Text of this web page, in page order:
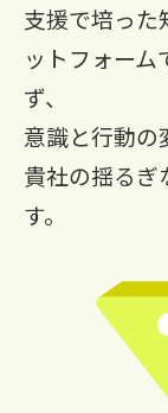
支援で培った
ットフォーム
ず、
意識と行動の
貴社の揺るぎ
す。